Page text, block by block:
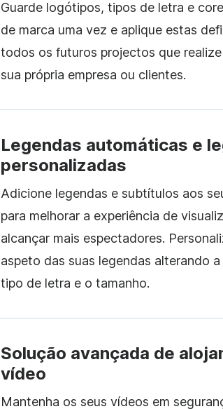
Guarde logótipos, tipos de letra e
de marca uma vez e aplique estas
todos os futuros projectos que realize
sua própria empresa ou clientes.
Legendas automáticas e
personalizadas
Adicione legendas e subtítulos aos
para melhorar a experiência de
alcançar mais espectadores.
aspeto das suas legendas alterando
tipo de letra e o tamanho.
Solução avançada de
vídeo
Mantenha os seus vídeos em